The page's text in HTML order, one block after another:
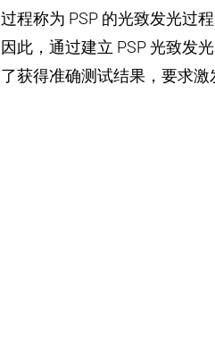
过程称为 PSP 的光致发光过
因此，通过建立 PSP 光致发
了获得准确测试结果，要求